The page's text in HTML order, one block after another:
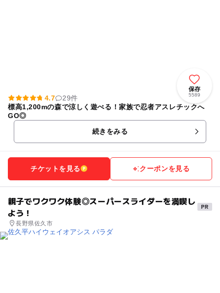
保存
5589
4.7
29件
標高1,200mの森で涼しく遊べる！家族で忍者アスレチックへ
GO◎
続きをみる
チケットを見る クーポンを見る
親子でワクワク体験◎スーパースライダーを満喫し
よう！
長野県佐久市